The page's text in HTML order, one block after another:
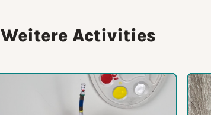
Weitere Activities